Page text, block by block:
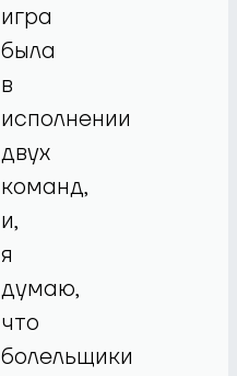
игра
была
в
исполнении
двух
команд,
и,
я
думаю,
что
болельщики